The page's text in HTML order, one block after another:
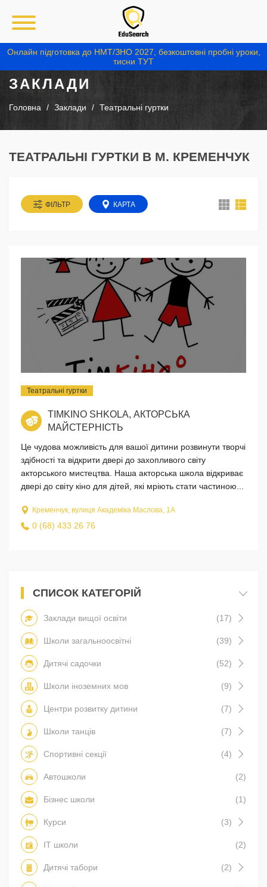
Онлайн підготовка до НМТ/ЗНО 2027, безкоштовні пробні уроки,
тисни ТУТ
ЗАКЛАДИ
Головна Заклади Театральні гуртки
ТЕАТРАЛЬНІ ГУРТКИ В М. КРЕМЕНЧУК
ФІЛЬТР КАРТА
Театральні гуртки
TIMKINO SHKOLA, АКТОРСЬКА
МАЙСТЕРНІСТЬ
Це чудова можливість для вашої дитини розвинути творчі
здібності та відкрити двері до захопливого світу
акторського мистецтва. Наша акторська школа відкриває
двері до світу кіно для дітей, які мріють стати частиною...
Кременчук, вулиця Академіка Маслова, 1А
0 (68) 433 26 76
СПИСОК КАТЕГОРІЙ
Заклади вищої освіти (17)
Школи загальноосвітні (39)
Дитячі садочки (52)
Школи іноземних мов (9)
Центри розвитку дитини (7)
Школи танців (7)
Спортивні секції (4)
Автошколи (2)
Бізнес школи (1)
Курси (3)
IT школи (2)
Дитячі табори (2)